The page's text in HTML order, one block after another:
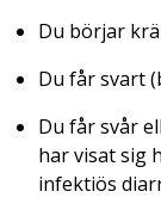
Du börjar
Du får svart
Du får svår
har visat sig
infektiös